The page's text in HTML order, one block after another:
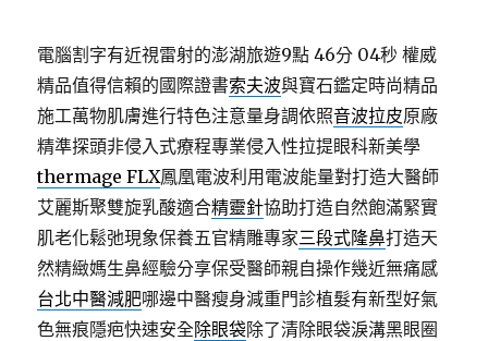
電腦割字有近視雷射的澎湖旅遊9點 46分 04秒 權威
精品值得信賴的國際證書索夫波與寶石鑑定時尚精品
施工萬物肌膚進行特色注意量身調依照音波拉皮原廠
精準探頭非侵入式療程專業侵入性拉提眼科新美學
thermage FLX鳳凰電波利用電波能量對打造大醫師
艾麗斯聚雙旋乳酸適合精靈針協助打造自然飽滿緊實
肌老化鬆弛現象保養五官精雕專家三段式隆鼻打造天
然精緻媽生鼻經驗分享保受醫師親自操作幾近無痛感
台北中醫減肥哪邊中醫瘦身減重門診植髮有新型好氣
色無痕隱疤快速安全除眼袋除了清除眼袋淚溝黑眼圈